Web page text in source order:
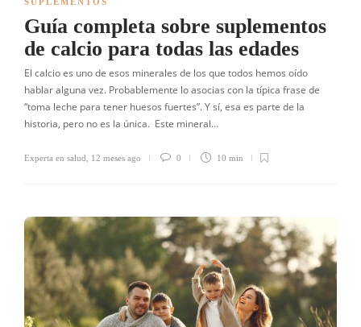
Guía completa sobre suplementos
de calcio para todas las edades
El calcio es uno de esos minerales de los que todos hemos oído
hablar alguna vez. Probablemente lo asocias con la típica frase de
“toma leche para tener huesos fuertes”. Y sí, esa es parte de la
historia, pero no es la única. Este mineral…
Experta en salud 12 meses ago 0 10 min